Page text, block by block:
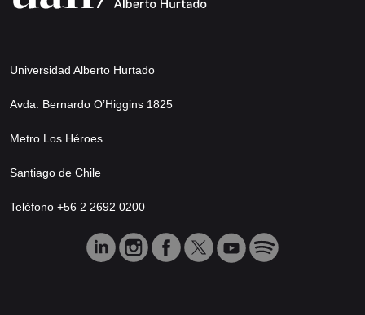
Universidad Alberto Hurtado
Avda. Bernardo O’Higgins 1825
Metro Los Héroes
Santiago de Chile
Teléfono +56 2 2692 0200